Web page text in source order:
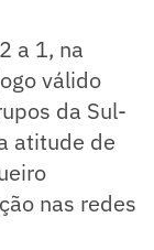
a 1, na
válido
da Sul-
atitude de
nas redes